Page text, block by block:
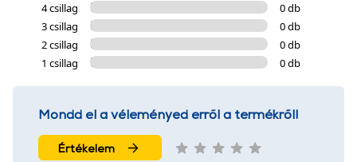
4 csillag
0 db
3 csillag
0 db
2 csillag
0 db
1 csillag
0 db
Mondd el a véleményed erről a termékről!
Értékelem